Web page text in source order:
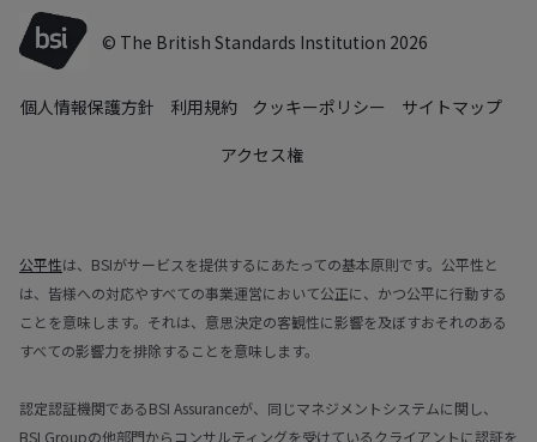
© The British Standards Institution 2026
個人情報保護方針 利用規約 クッキーポリシー
サイトマップ
アクセス権
公平性は、BSIがサービスを提供するにあたっての基本原則です。公平性と
は、皆様への対応やすべての事業運営において公正に、かつ公平に行動する
ことを意味します。それは、意思決定の客観性に影響を及ぼすおそれのある
すべての影響力を排除することを意味します。
認定認証機関であるBSI Assuranceが、同じマネジメントシステムに関し、
BSI Groupの他部門からコンサルティングを受けているクライアントに認証を